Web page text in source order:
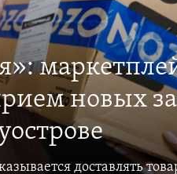
новых
доставлять